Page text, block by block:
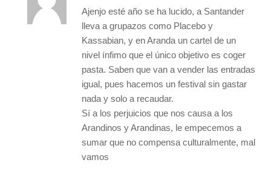
Ajenjo esté año se ha lucido, a Santander
lleva a grupazos como Placebo y
Kassabian, y en Aranda un cartel de un
nivel ínfimo que el único objetivo es coger
pasta. Saben que van a vender las entradas
igual, pues hacemos un festival sin gastar
nada y solo a recaudar.
Sí a los perjuicios que nos causa a los
Arandinos y Arandinas, le empecemos a
sumar que no compensa culturalmente, mal
vamos